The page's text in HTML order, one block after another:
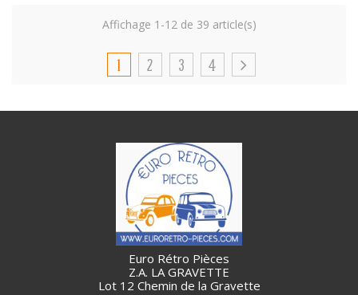
Affichage 1-12 de 39 article(s)
1 2 3 4
Euro Rétro Pièces
Z.A. LA GRAVETTE
Lot 12 Chemin de la Gravette